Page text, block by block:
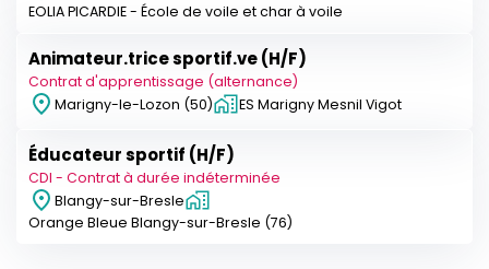
EOLIA PICARDIE - École de voile et char à voile
Animateur.trice sportif.ve (H/F)
Contrat d'apprentissage (alternance)
Marigny-le-Lozon (50)
ES Marigny Mesnil Vigot
Éducateur sportif (H/F)
CDI - Contrat à durée indéterminée
Blangy-sur-Bresle
Orange Bleue Blangy-sur-Bresle (76)